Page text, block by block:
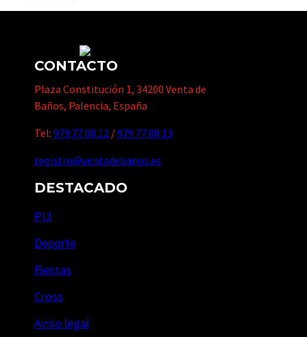
CONTACTO
Plaza Constitución 1, 34200 Venta de
Baños, Palencia, España
Tel: 979 77 08 12 /979 77 08 13
registro@ventadebanos.es
DESTACADO
PIJ
Deporte
Fiestas
Cross
Aviso legal